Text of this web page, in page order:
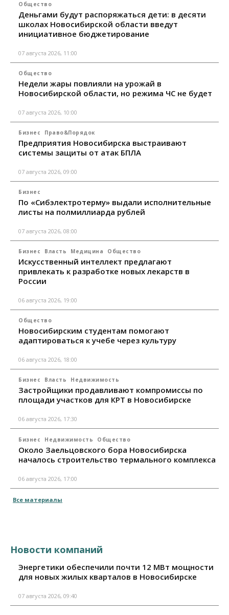
Общество
Деньгами будут распоряжаться дети: в десяти
школах Новосибирской области введут
инициативное бюджетирование
07 августа 2026, 11:00
Общество
Недели жары повлияли на урожай в
Новосибирской области, но режима ЧС не будет
07 августа 2026, 10:00
Бизнес Право&Порядок
Предприятия Новосибирска выстраивают
системы защиты от атак БПЛА
07 августа 2026, 09:00
Бизнес
По «Сибэлектротерму» выдали исполнительные
листы на полмиллиарда рублей
07 августа 2026, 08:00
Бизнес Власть Медицина Общество
Искусственный интеллект предлагают
привлекать к разработке новых лекарств в
России
06 августа 2026, 19:00
Общество
Новосибирским студентам помогают
адаптироваться к учебе через культуру
06 августа 2026, 18:00
Бизнес Власть Недвижимость
Застройщики продавливают компромиссы по
площади участков для КРТ в Новосибирске
06 августа 2026, 17:30
Бизнес Недвижимость Общество
Около Заельцовского бора Новосибирска
началось строительство термального комплекса
06 августа 2026, 17:00
Все материалы
Новости компаний
Энергетики обеспечили почти 12 МВт мощности
для новых жилых кварталов в Новосибирске
07 августа 2026, 09:40